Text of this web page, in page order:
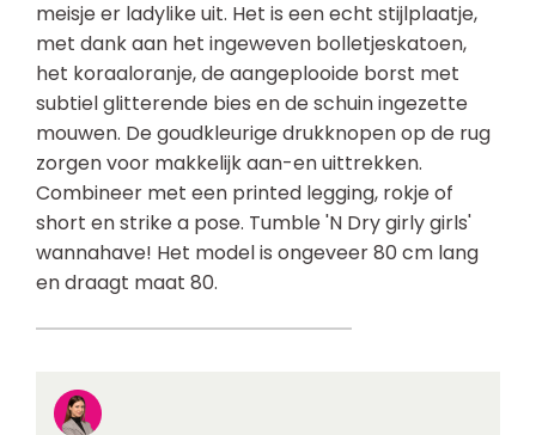
meisje er ladylike uit. Het is een echt stijlplaatje,
met dank aan het ingeweven bolletjeskatoen,
het koraaloranje, de aangeplooide borst met
subtiel glitterende bies en de schuin ingezette
mouwen. De goudkleurige drukknopen op de rug
zorgen voor makkelijk aan-en uittrekken.
Combineer met een printed legging, rokje of
short en strike a pose. Tumble 'N Dry girly girls'
wannahave! Het model is ongeveer 80 cm lang
en draagt maat 80.